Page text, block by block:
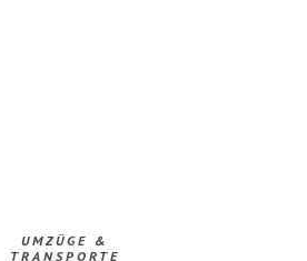
UMZÜGE &
TRANSPORTE